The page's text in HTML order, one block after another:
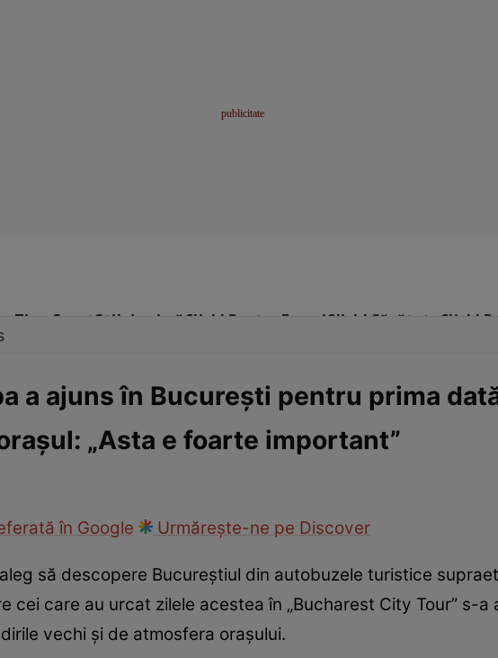
Time SportStil de viațăClick! Pentru FemeiClick! Sănătate Click!
NaționalSport
a ajuns în București pentru prima
„Asta e foarte important”
în Google
Urmărește-ne pe Discover
să descopere Bucureștiul din autobuzele turistice
cei care au urcat zilele acestea în „Bucharest City Tour” s-
vechi și de atmosfera orașului.